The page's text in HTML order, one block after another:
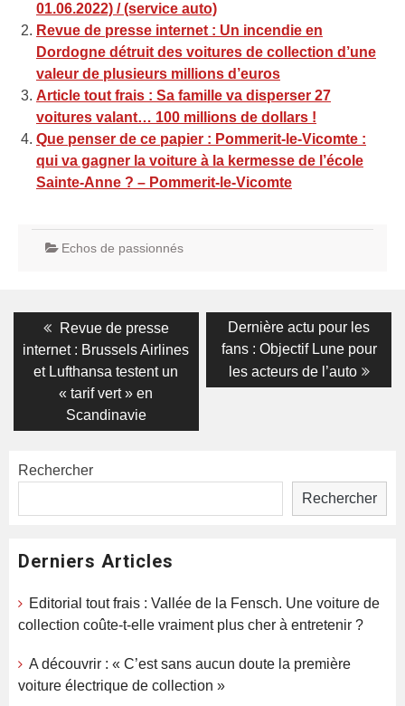
01.06.2022) / (service auto)
Revue de presse internet : Un incendie en
Dordogne détruit des voitures de collection d’une
valeur de plusieurs millions d’euros
Article tout frais : Sa famille va disperser 27
voitures valant… 100 millions de dollars !
Que penser de ce papier : Pommerit-le-Vicomte :
qui va gagner la voiture à la kermesse de l’école
Sainte-Anne ? – Pommerit-le-Vicomte
Echos de passionnés
Navigation
de
l’article
Previous
post:
Revue de presse
internet : Brussels Airlines
et Lufthansa testent un
« tarif vert » en
Scandinavie
Next
post:
Dernière actu pour les
fans : Objectif Lune pour
les acteurs de l’auto
Rechercher
Rechercher
Derniers Articles
Editorial tout frais : Vallée de la Fensch. Une voiture de
collection coûte-t-elle vraiment plus cher à entretenir ?
A découvrir : « C’est sans aucun doute la première
voiture électrique de collection »